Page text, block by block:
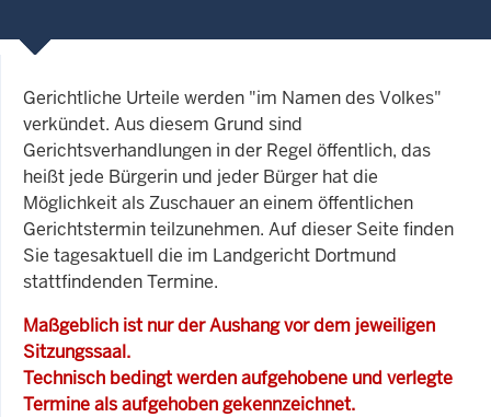
Gerichtliche Urteile werden "im Namen des Volkes"
verkündet. Aus diesem Grund sind
Gerichtsverhandlungen in der Regel öffentlich, das
heißt jede Bürgerin und jeder Bürger hat die
Möglichkeit als Zuschauer an einem öffentlichen
Gerichtstermin teilzunehmen. Auf dieser Seite finden
Sie tagesaktuell die im Landgericht Dortmund
stattfindenden Termine.
Maßgeblich ist nur der Aushang vor dem jeweiligen
Sitzungssaal.
Technisch bedingt werden aufgehobene und verlegte
Termine als aufgehoben gekennzeichnet.